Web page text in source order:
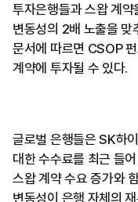
투자은행들과 스왑 계
변동성의 2배 노출을
문서에 따르면 CSOP
계약에 투자될 수 있다.
글로벌 은행들은 SK하
대한 수수료를 최근 들
스왑 계약 수요 증가와
변동성이 은행 자체의